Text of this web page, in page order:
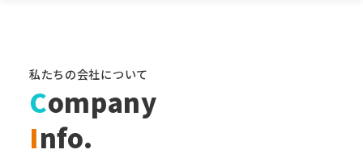
私たちの会社について
Company
Info.